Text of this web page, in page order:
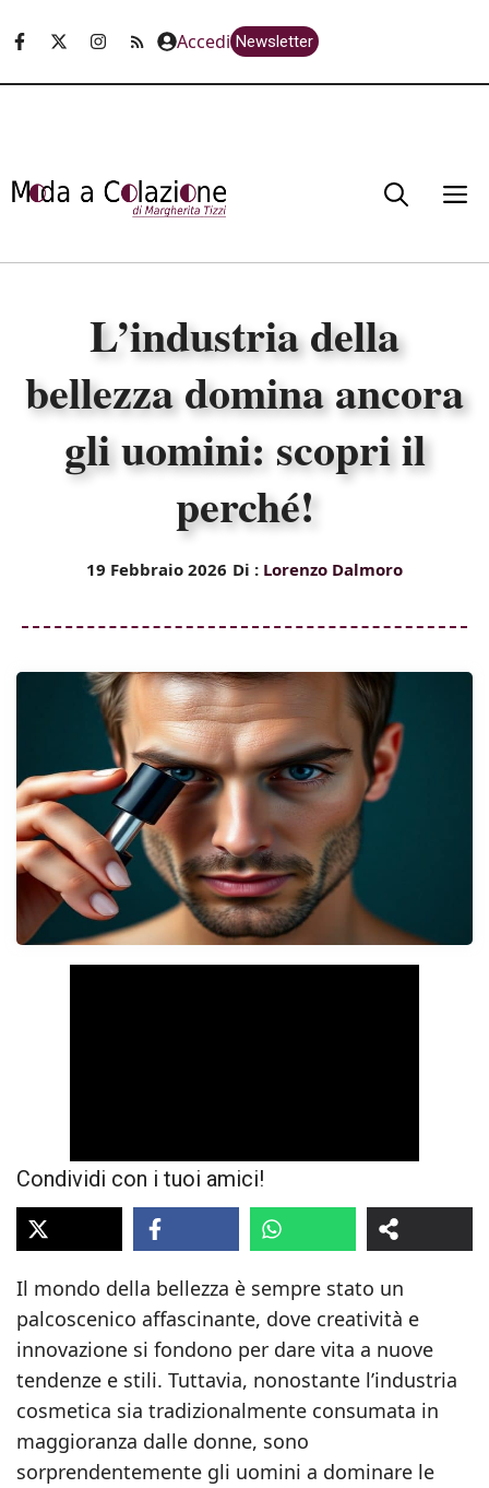
Accedi Newsletter
L’industria della
bellezza domina ancora
gli uomini: scopri il
perché!
19 Febbraio 2026 Di : Lorenzo Dalmoro
Condividi con i tuoi amici!
Il mondo della bellezza è sempre stato un
palcoscenico affascinante, dove creatività e
innovazione si fondono per dare vita a nuove
tendenze e stili. Tuttavia, nonostante l’industria
cosmetica sia tradizionalmente consumata in
maggioranza dalle donne, sono
sorprendentemente gli uomini a dominare le